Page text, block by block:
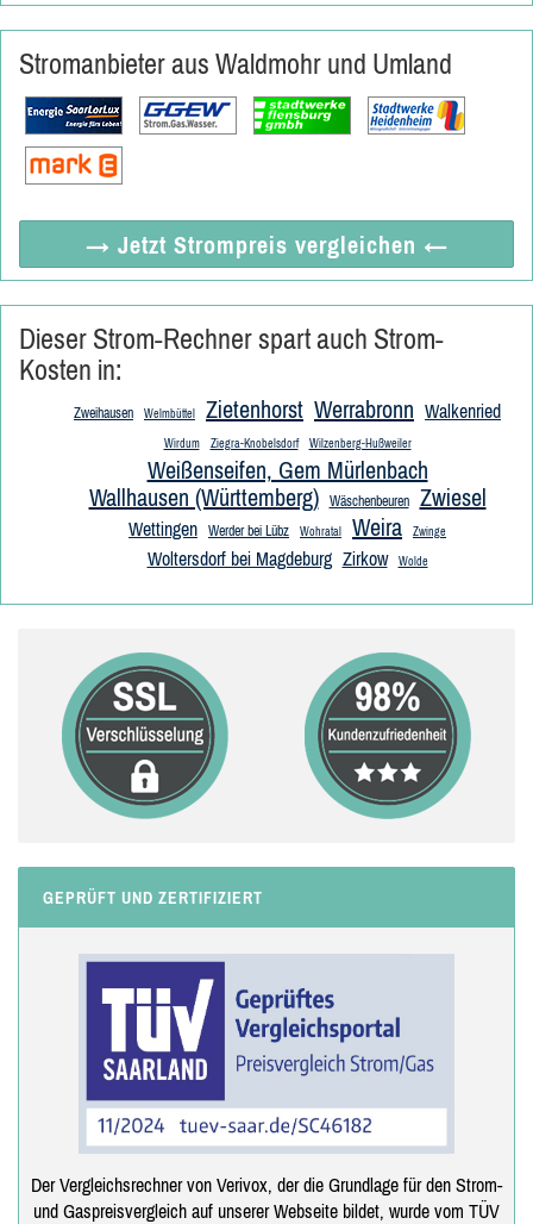
Stromanbieter aus Waldmohr und Umland
→ Jetzt Strompreis vergleichen ←
Dieser Strom-Rechner spart auch Strom-
Kosten in:
Zweihausen Welmbüttel Zietenhorst Werrabronn Walkenried
Wirdum Ziegra-Knobelsdorf Wilzenberg-Hußweiler
Weißenseifen, Gem Mürlenbach
Wallhausen (Württemberg)
Wäschenbeuren Zwiesel
Wettingen Werder bei Lübz Wohratal Weira Zwinge
Woltersdorf bei Magdeburg Zirkow Wolde
GEPRÜFT UND ZERTIFIZIERT
Der Vergleichsrechner von Verivox, der die Grundlage für den Strom-
und Gaspreisvergleich auf unserer Webseite bildet, wurde vom TÜV